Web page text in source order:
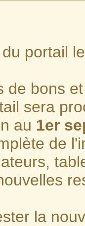
portail
de bons
sera
au 1er
de
la